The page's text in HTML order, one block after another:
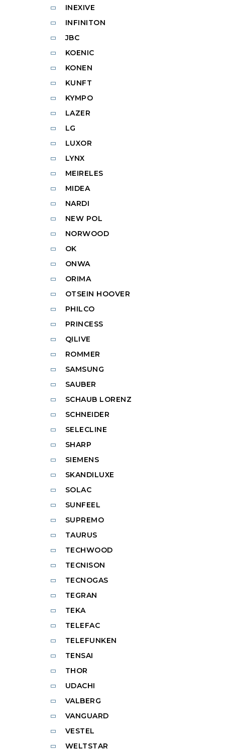
INEXIVE
INFINITON
JBC
KOENIC
KONEN
KUNFT
KYMPO
LAZER
LG
LUXOR
LYNX
MEIRELES
MIDEA
NARDI
NEW POL
NORWOOD
OK
ONWA
ORIMA
OTSEIN HOOVER
PHILCO
PRINCESS
QILIVE
ROMMER
SAMSUNG
SAUBER
SCHAUB LORENZ
SCHNEIDER
SELECLINE
SHARP
SIEMENS
SKANDILUXE
SOLAC
SUNFEEL
SUPREMO
TAURUS
TECHWOOD
TECNISON
TECNOGAS
TEGRAN
TEKA
TELEFAC
TELEFUNKEN
TENSAI
THOR
UDACHI
VALBERG
VANGUARD
VESTEL
WELTSTAR